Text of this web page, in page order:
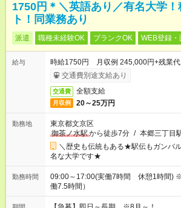
1750円＊＼英語あり／有名大学
ト！同業務あり
派遣 職種未経験OK ブランクOK WEB登録・
給与
時給1750円 月収例 245,000円+残業代
交通費別途支給あり
交通費 全額支給
月収例 20～25万円
勤務地
東京都文京区
御茶ノ水駅から徒歩7分 / 本郷三丁目
＼歴史も伝統もある★駅伝もガンバ
名な大学です★
勤務時間
09:00～17:00(実働7時間 休憩1時間)
働7.5時間）